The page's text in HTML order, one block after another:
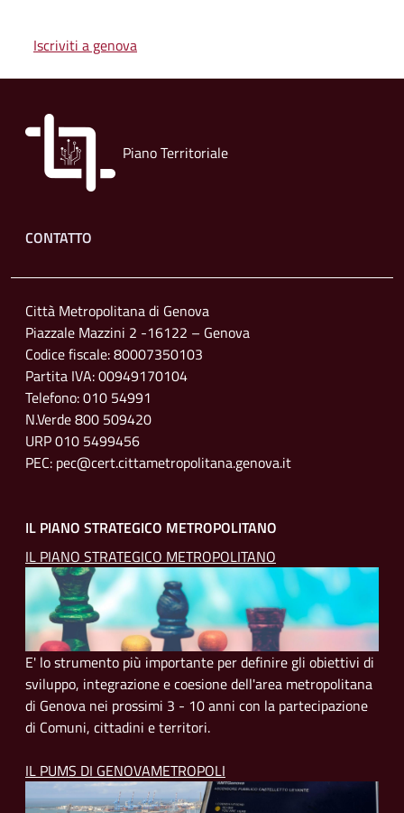
Iscriviti a genova
Piano Territoriale
Footer menu
CONTATTO
Città Metropolitana di Genova
Piazzale Mazzini 2 -16122 – Genova
Codice fiscale: 80007350103
Partita IVA: 00949170104
Telefono: 010 54991
N.Verde 800 509420
URP 010 5499456
PEC: pec@cert.cittametropolitana.genova.it
IL PIANO STRATEGICO METROPOLITANO
IL PIANO STRATEGICO METROPOLITANO
E' lo strumento più importante per definire gli obiettivi di
sviluppo, integrazione e coesione dell'area metropolitana
di Genova nei prossimi 3 - 10 anni con la partecipazione
di Comuni, cittadini e territori.
IL PUMS DI GENOVAMETROPOLI